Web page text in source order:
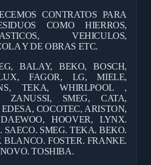
CONTRATOS PARA
COMO HIERROS,
VEHICULOS,
Y DE OBRAS ETC.
BALAY, BEKO, BOSCH,
FAGOR, LG, MIELE,
TEKA, WHIRLPOOL ,
ZANUSSI, SMEG, CATA,
COCOTEC, ARISTON,
HOOVER, LYNX.
SAECO. SMEG. TEKA. BEKO.
BLANCO. FOSTER. FRANKE.
TOSHIBA.